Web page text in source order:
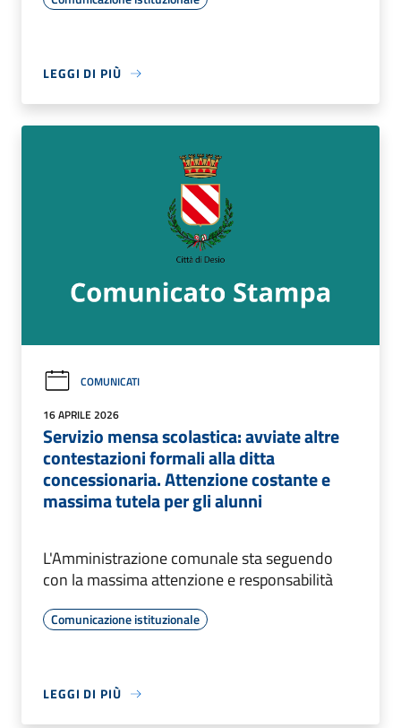
LEGGI DI PIÙ
COMUNICATI
16 APRILE 2026
Servizio mensa scolastica: avviate altre
contestazioni formali alla ditta
concessionaria. Attenzione costante e
massima tutela per gli alunni
L'Amministrazione comunale sta seguendo
con la massima attenzione e responsabilità
Comunicazione istituzionale
LEGGI DI PIÙ